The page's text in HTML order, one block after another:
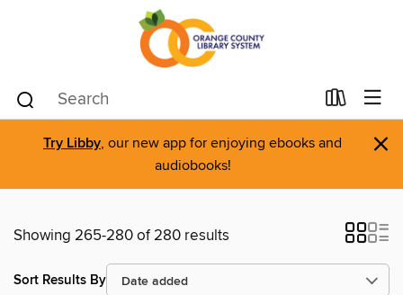
Try Libby, our new app for enjoying ebooks and
audiobooks!
×
Showing 265-280 of 280 results
Sort Results By